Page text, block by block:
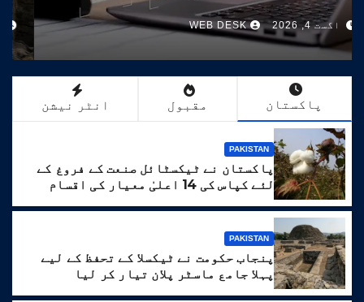
اگست 4, 2026 WEB DESK
پاکستان مقبول انٹر نیشن
PAKISTAN
پاکستان نے ٹیکسٹائل صنعت کے فروغ کے
لئے کپاس کی 14 اعلیٰ معیار کی اقسام
PAKISTAN
پنجاب حکومت نے ٹیکسلا کے تحفظ کے لیے
پہلا جامع ماسٹر پلان تیار کر لیا